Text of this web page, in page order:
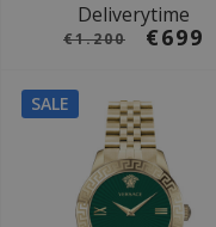
Deliverytime
€1.200 €699
SALE